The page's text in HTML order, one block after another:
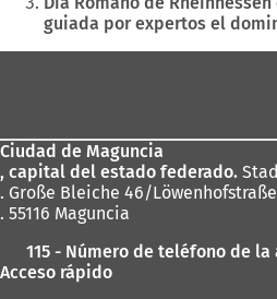
guiada por expertos el
pies
Ciudad de Maguncia
, capital del estado federado.
. Große Bleiche 46/Löwenhofstraße
. 55116 Maguncia
115 - Número de teléfono de
Acceso rápido